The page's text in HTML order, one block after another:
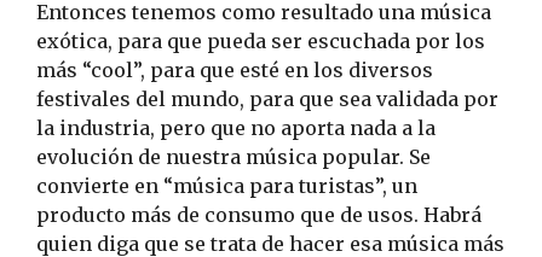
Entonces tenemos como resultado una música
exótica, para que pueda ser escuchada por los
más “cool”, para que esté en los diversos
festivales del mundo, para que sea validada por
la industria, pero que no aporta nada a la
evolución de nuestra música popular. Se
convierte en “música para turistas”, un
producto más de consumo que de usos. Habrá
quien diga que se trata de hacer esa música más